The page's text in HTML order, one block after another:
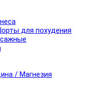
для похудения
/ Магнезия